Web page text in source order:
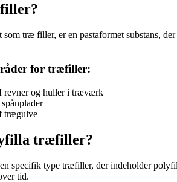
træ filler, er en pastaformet substans,
for træfiller:
revner og huller i træværk
trægulve
træfiller?
specifik type træfiller, der indeholder
tid.